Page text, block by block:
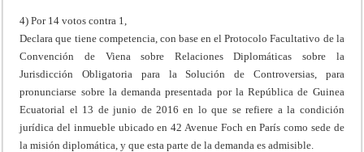
4) Por 14 votos contra 1,
Declara que tiene competencia, con base en el Protocolo Facultativo de la
Convención de Viena sobre Relaciones Diplomáticas sobre la
Jurisdicción Obligatoria para la Solución de Controversias, para
pronunciarse sobre la demanda presentada por la República de Guinea
Ecuatorial el 13 de junio de 2016 en lo que se refiere a la condición
jurídica del inmueble ubicado en 42 Avenue Foch en París como sede de
la misión diplomática, y que esta parte de la demanda es admisible.